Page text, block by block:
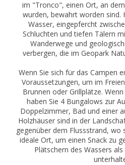
im "Tronco", einen Ort, an
wurden, bewahrt worden sind.
Wasser, eingepfercht
Schluchten und tiefen Tälern
Wanderwege und
verbergen, die im Geopark
Wenn Sie sich für das Campen
Voraussetzungen, um im
Brunnen oder Grillplätze.
haben Sie 4 Bungalows zur
Doppelzimmer, Bad und einer
Holzhäuser sind in der
gegenüber dem Flussstrand, wo
ideale Ort, um einen Snack zu
Plätschern des Wassers